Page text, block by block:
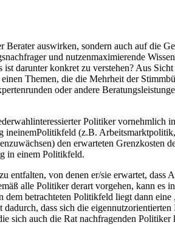
auswirken, sondern auch auf die
und nutzenmaximierende
darunter konkret zu verstehen? Aus
Themen, die die Mehrheit der
oder andere
Politiker vornehmlich
ineinemPolitikfeld (z.B.
den erwarteten Grenzkosten
in einem Politikfeld.
von denen er/sie erwartet, dass
alle Politiker derart vorgehen, kann es
dem betrachteten Politikfeld liegt dann
dass sich die
sich auch die Rat nachfragenden Politiker